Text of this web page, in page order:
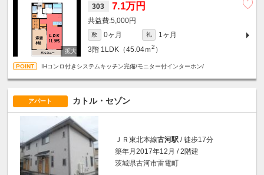
303 7.1万円
5,000円
敷 0ヶ月 礼
1ヶ月
3階 1LDK（45.04ｍ2 ）
IHコンロ付きシステムキッチン完備/モニター付インターホン/
アパート カトル・セゾン
ＪＲ東北本線古河駅 / 徒歩17分
築年月2017年12月 / 2階建
茨城県古河市雷電町